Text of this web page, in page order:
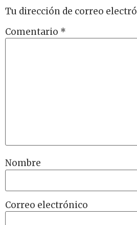
Tu dirección de correo
Comentario *
Nombre
Correo electrónico